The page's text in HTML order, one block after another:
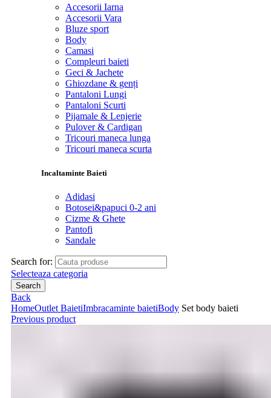
Accesorii Iarna
Accesorii Vara
Bluze sport
Body
Camasi
Compleuri baieti
Geci & Jachete
Ghiozdane & genți
Pantaloni Lungi
Pantaloni Scurti
Pijamale & Lenjerie
Pulover & Cardigan
Tricouri maneca lunga
Tricouri maneca scurta
Incaltaminte Baieti
Adidasi
Botosei&papuci 0-2 ani
Cizme & Ghete
Pantofi
Sandale
Search for:
Selecteaza categoria
Search
Back
HomeOutlet BaietiImbracaminte baietiBody Set body baieti
Previous product